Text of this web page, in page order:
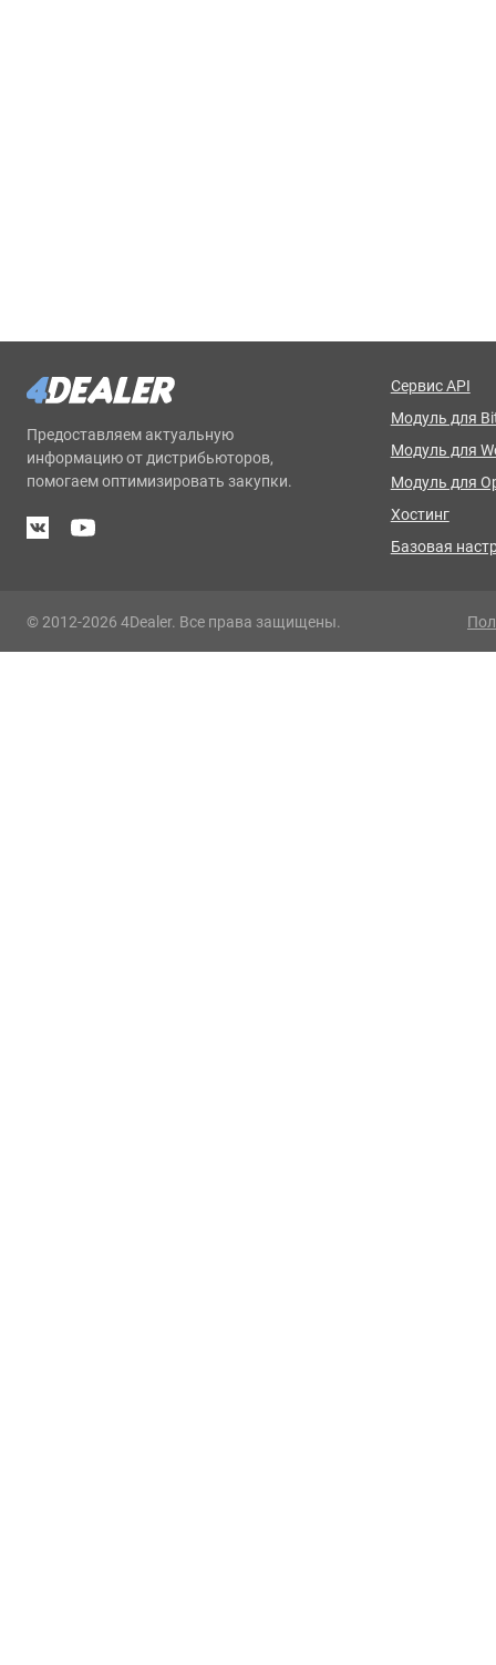
Предоставляем актуальную
информацию от дистрибьюторов,
помогаем оптимизировать закупки.
Сервис API
Модуль для
Модуль для
Модуль для
Хостинг
Базовая
© 2012-2026 4Dealer. Все права защищены.